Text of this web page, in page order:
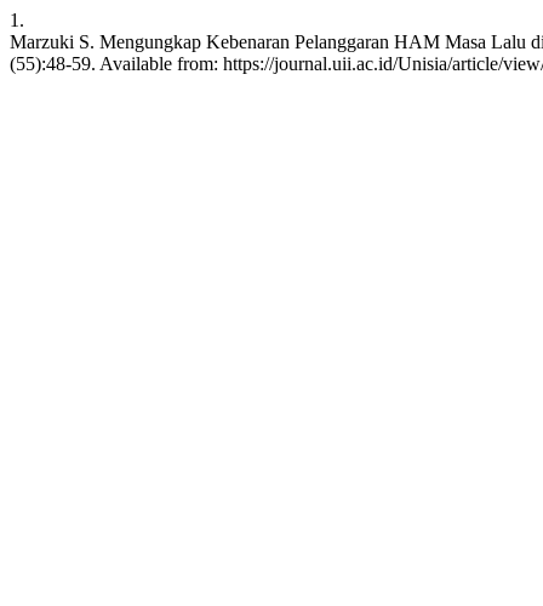
1.
Marzuki S. Mengungkap Kebenaran Pelanggaran HAM Masa Lalu
(55):48-59. Available from: https://journal.uii.ac.id/Unisia/article/